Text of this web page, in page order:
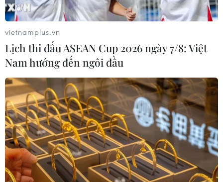
76 người chết vì tai nạn giao thông trong 4
ngày nghỉ Lễ Quốc khánh
04/09/2023 09:05
Cụ thể, đường bộ xảy ra 125 vụ tai nạn giao thông, làm
chết 73 người, bị thương 95 người; đường sắt xảy ra 2
vụ tai nạn, làm chết 3 người; đường thủy không xảy ra
tai nạn.
vietnamplus.vn
Lịch thi đấu ASEAN Cup 2026 ngày 7/8: Việt
Nam hướng đến ngôi đầu